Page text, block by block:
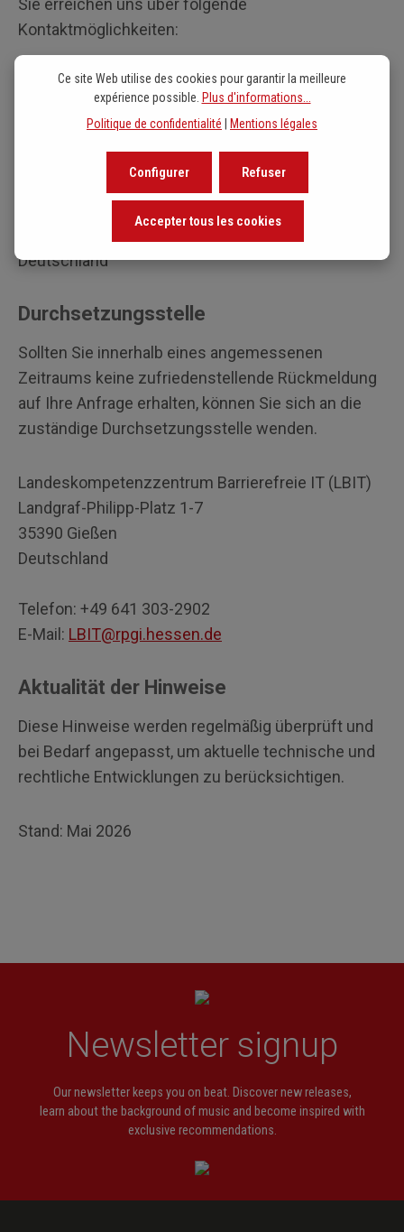
Sie erreichen uns über folgende
Kontaktmöglichkeiten:
E-Mail:info@breitkopf.de
Telefon: (+49) 611 45008-0
Breitkopf & Härtel KG
Deutschland
Durchsetzungsstelle
Sollten Sie innerhalb eines angemessenen
Zeitraums keine zufriedenstellende Rückmeldung
auf Ihre Anfrage erhalten, können Sie sich an die
zuständige Durchsetzungsstelle wenden.
Landeskompetenzzentrum Barrierefreie IT (LBIT)
Landgraf-Philipp-Platz 1-7
35390 Gießen
Deutschland
Telefon: +49 641 303-2902
E-Mail: LBIT@rpgi.hessen.de
Aktualität der Hinweise
Diese Hinweise werden regelmäßig überprüft und
bei Bedarf angepasst, um aktuelle technische und
rechtliche Entwicklungen zu berücksichtigen.
Stand: Mai 2026
Newsletter signup
Our newsletter keeps you on beat. Discover new releases,
learn about the background of music and become inspired with
exclusive recommendations.
Ce site Web utilise des cookies pour garantir la meilleure
expérience possible. Plus d'informations...
Politique de confidentialité | Mentions légales
Refuser
Configurer
Accepter tous les cookies